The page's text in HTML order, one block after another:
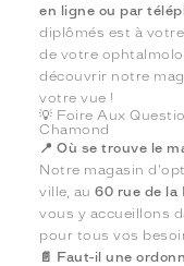
en ligne ou par
diplômés est à
de votre
découvrir notre
votre vue !
💡 Foire Aux
Chamond
📍 Où se trouve le
Notre magasin
ville, au60 rue de la
vous y accueillons
pour tous vos
📄 Faut-il une